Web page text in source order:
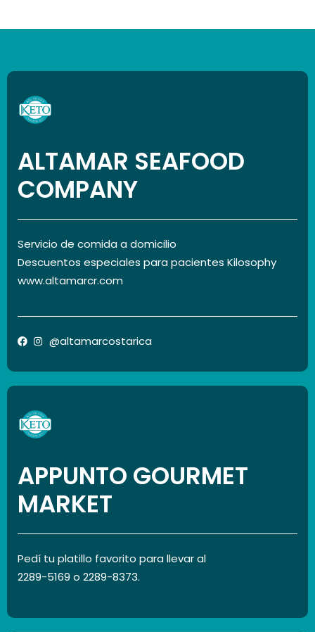
ALTAMAR SEAFOOD
COMPANY
Servicio de comida a domicilio
Descuentos especiales para pacientes Kilosophy
www.altamarcr.com
@altamarcostarica
APPUNTO GOURMET
MARKET
Pedí tu platillo favorito para llevar al
2289-5169 o 2289-8373.